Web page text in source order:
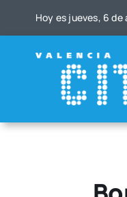
Hoy es jue­ves, 6